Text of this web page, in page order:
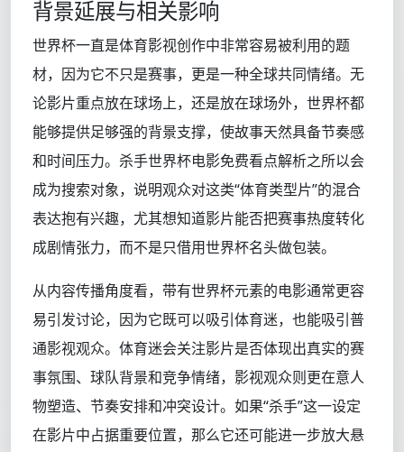
背景延展与相关影响
世界杯一直是体育影视创作中非常容易被利用的题
材，因为它不只是赛事，更是一种全球共同情绪。无
论影片重点放在球场上，还是放在球场外，世界杯都
能够提供足够强的背景支撑，使故事天然具备节奏感
和时间压力。杀手世界杯电影免费看点解析之所以会
成为搜索对象，说明观众对这类“体育类型片”的混合
表达抱有兴趣，尤其想知道影片能否把赛事热度转化
成剧情张力，而不是只借用世界杯名头做包装。
从内容传播角度看，带有世界杯元素的电影通常更容
易引发讨论，因为它既可以吸引体育迷，也能吸引普
通影视观众。体育迷会关注影片是否体现出真实的赛
事氛围、球队背景和竞争情绪，影视观众则更在意人
物塑造、节奏安排和冲突设计。如果“杀手”这一设定
在影片中占据重要位置，那么它还可能进一步放大悬